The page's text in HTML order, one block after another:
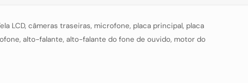
LCD, câmeras traseiras, microfone, placa principal, placa
alto-falante, alto-falante do fone de ouvido, motor do